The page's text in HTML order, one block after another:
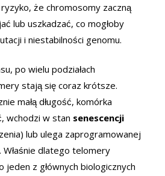
że chromosomy zaczną
lub uszkadzać, co mogłoby
i niestabilności genomu.
po wielu podziałach
stają się coraz krótsze.
małą długość, komórka
wchodzi w stan senescencji
lub ulega zaprogramowanej
dlatego telomery
z głównych biologicznych